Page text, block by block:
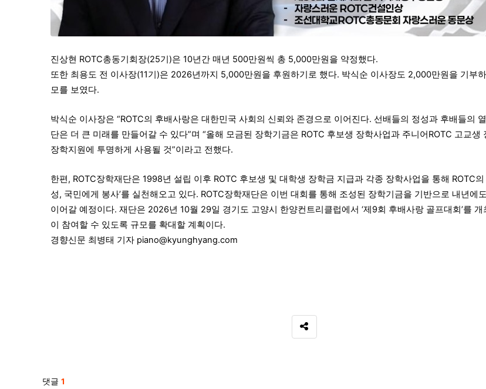
진상현 ROTC총동기회장(25기)은 10년간 매년 500만원씩 총 5,000만원을 약정했다.
또한 최용도 전 이사장(11기)은 2026년까지 5,000만원을 후원하기로 했다. 박식순 이사장도 2,000만원을 기부
모를 보였다.
박식순 이사장은 “ROTC의 후배사랑은 대한민국 사회의 신뢰와 존경으로 이어진다. 선배들의 정성과 후배들의
단은 더 큰 미래를 만들어갈 수 있다”며 “올해 모금된 장학기금은 ROTC 후보생 장학사업과 주니어ROTC 고교생
장학지원에 투명하게 사용될 것”이라고 전했다.
한편, ROTC장학재단은 1998년 설립 이후 ROTC 후보생 및 대학생 장학금 지급과 각종 장학사업을 통해 ROTC의
성, 국민에게 봉사’를 실천해오고 있다. ROTC장학재단은 이번 대회를 통해 조성된 장학기금을 기반으로 내년에
이어갈 예정이다. 재단은 2026년 10월 29일 경기도 고양시 한양컨트리클럽에서 ‘제9회 후배사랑 골프대회’를
이 참여할 수 있도록 규모를 확대할 계획이다.
경향신문 최병태 기자 piano@kyunghyang.com
SNS 공유
댓글 1